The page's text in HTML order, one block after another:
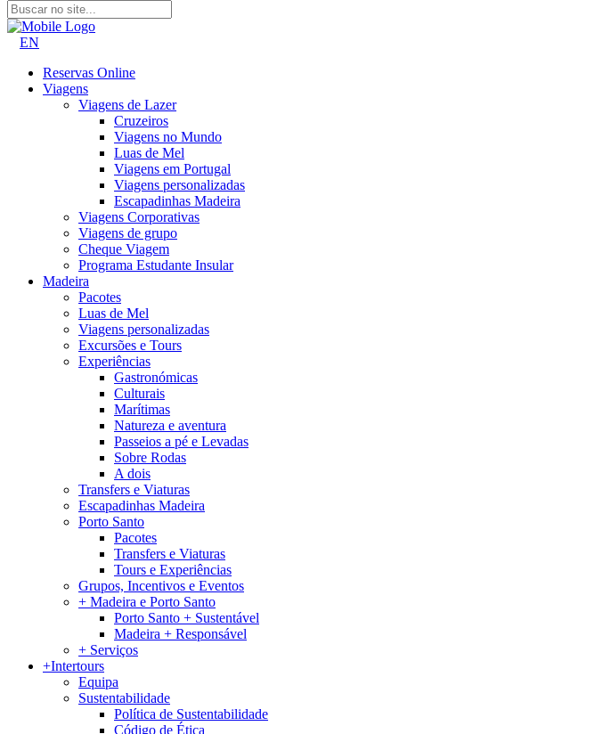
EN
Reservas Online
Viagens
Viagens de Lazer
Cruzeiros
Viagens no Mundo
Luas de Mel
Viagens em Portugal
Viagens personalizadas
Escapadinhas Madeira
Viagens Corporativas
Viagens de grupo
Cheque Viagem
Programa Estudante Insular
Madeira
Pacotes
Luas de Mel
Viagens personalizadas
Excursões e Tours
Experiências
Gastronómicas
Culturais
Marítimas
Natureza e aventura
Passeios a pé e Levadas
Sobre Rodas
A dois
Transfers e Viaturas
Escapadinhas Madeira
Porto Santo
Pacotes
Transfers e Viaturas
Tours e Experiências
Grupos, Incentivos e Eventos
+ Madeira e Porto Santo
Porto Santo + Sustentável
Madeira + Responsável
+ Serviços
+Intertours
Equipa
Sustentabilidade
Política de Sustentabilidade
Código de Ética